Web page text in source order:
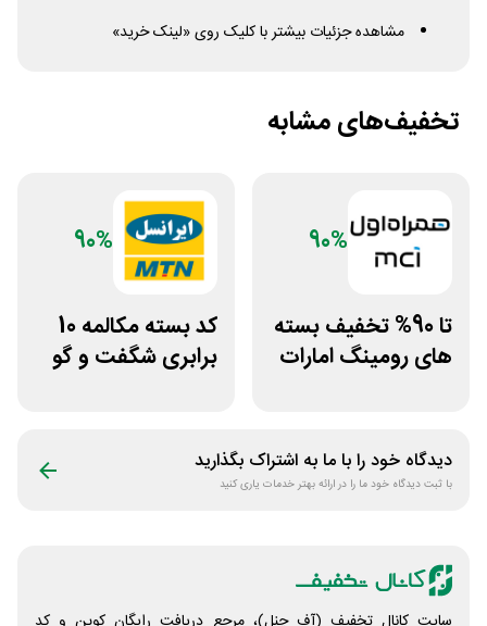
مشاهده جزئیات بیشتر با کلیک روی «لینک خرید»
تخفیف‌های مشابه
90%
تا 90% تخفیف بسته
های رومینگ امارات
90%
کد بسته مکالمه 10
برابری شگفت و گو
دیدگاه خود را با ما به اشتراک بگذارید
با ثبت دیدگاه خود ما را در ارائه بهتر خدمات یاری کنید